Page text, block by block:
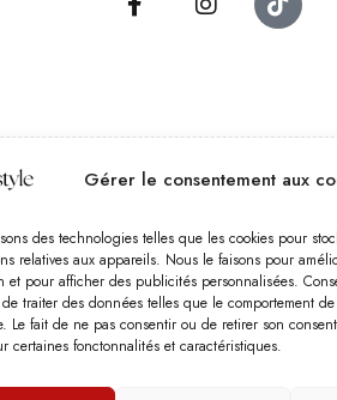
Gérer le consentement aux
des technologies telles que les cookies pour
relatives aux appareils. Nous le faisons pour
et pour afficher des publicités personnalisées.
de traiter des données telles que le comportement
Le fait de ne pas consentir ou de retirer son
certaines fonctonnalités et caractéristiques.
d’ouverture
– Samedi :10:00 – 18:30
:10:00-13:00 – 15:00 -18:30
:12:00-18:00
sommes fermés les jours fériés.